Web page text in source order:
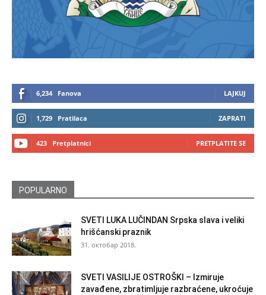
6,234 Fanova LAJKUJ
1,729 Pratilaca ZAPRATI
423 Pretplatnici PRETPLATITE SE
POPULARNO
SVETI LUKA LUČINDAN Srpska slava i veliki
hrišćanski praznik
31. октобар 2018.
SVETI VASILIJE OSTROŠKI – Izmiruje
zavađene, zbratimljuje razbraćene, ukroćuje